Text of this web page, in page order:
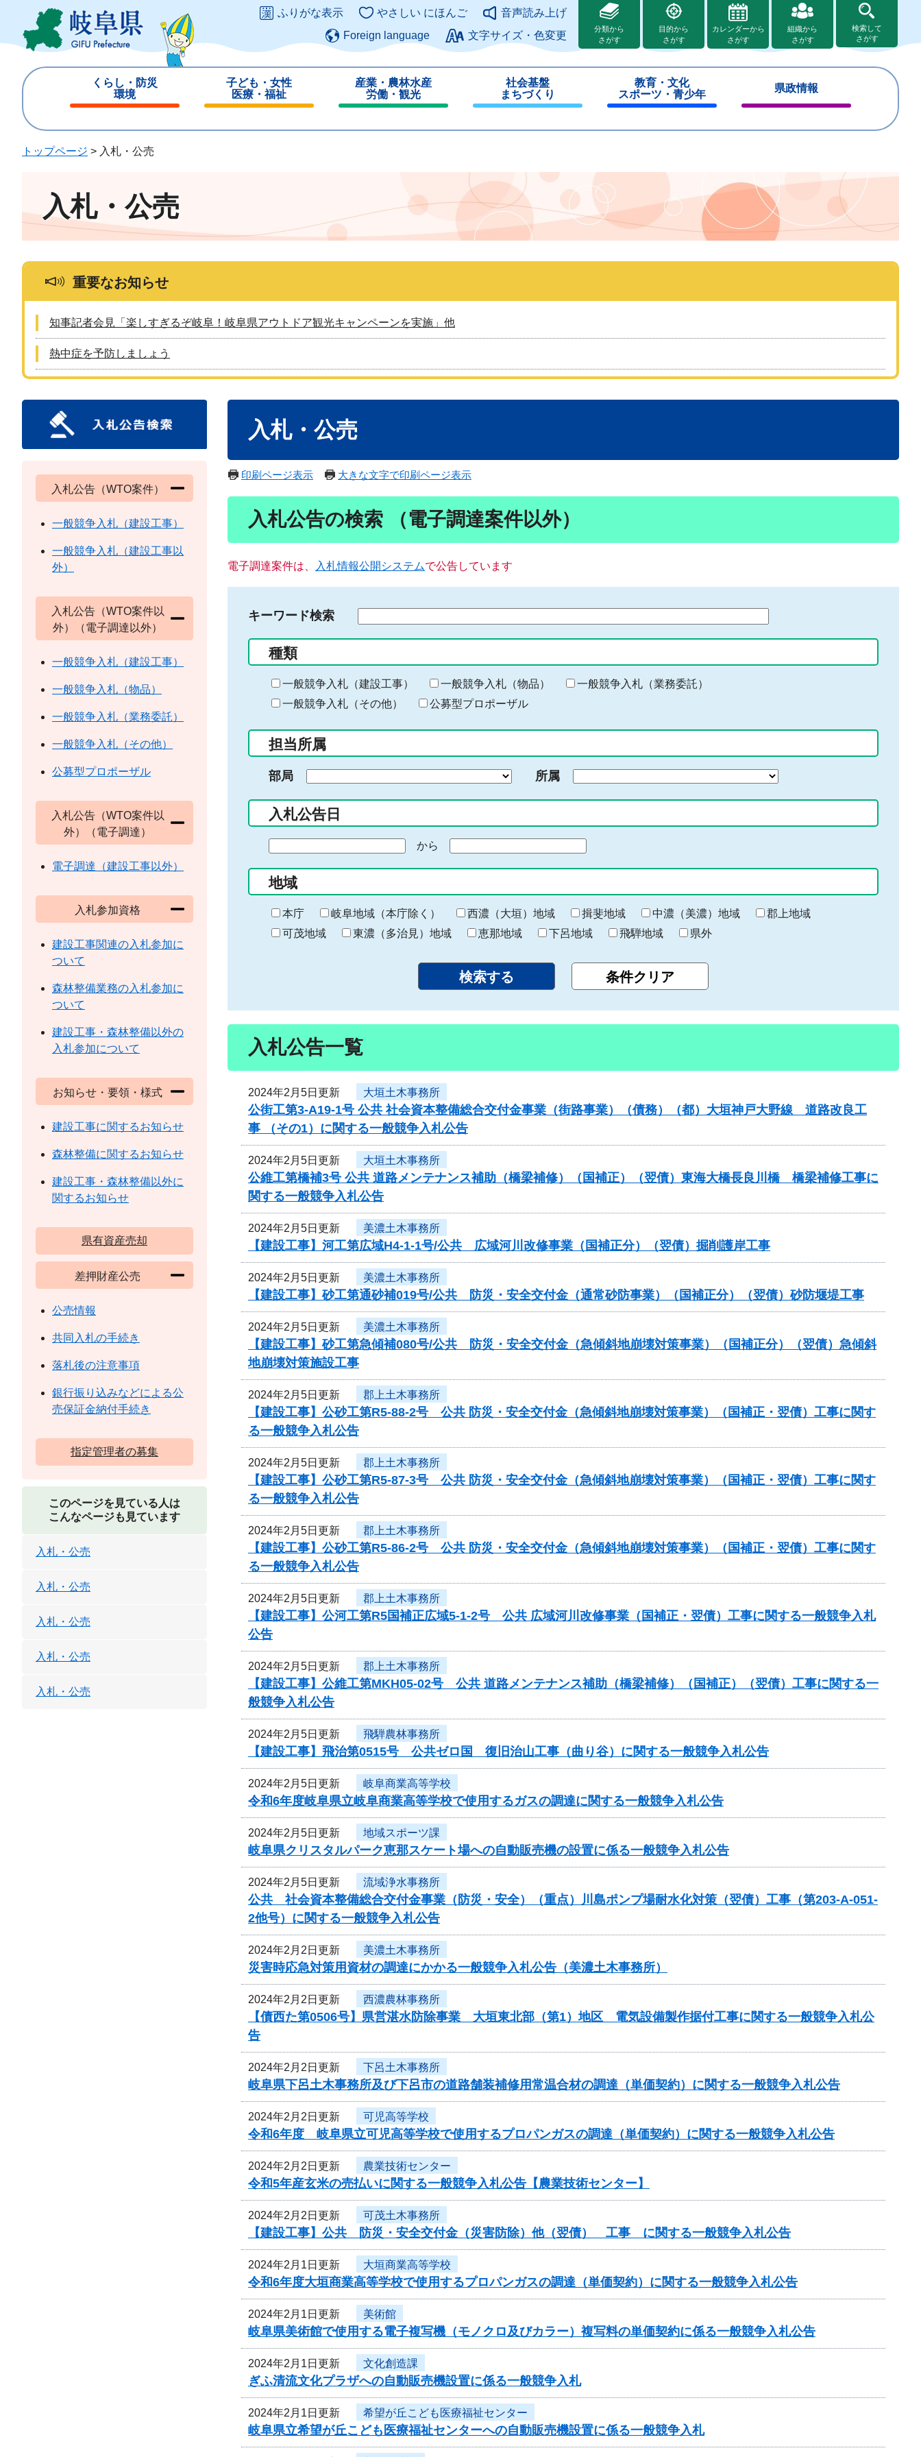
ジ
ュ
このページの本文へ
ふりがな表示 やさしい にほんご
音声読み上げ
Foreign language
文字サイズ・色変更
分類から
さがす
目的から
さがす
カレンダーから
さがす
組織から
さがす
検索して
さがす
くらし・防災
環境
じ
子ども・女性
医療・福祉
じ
産業・農林水産
労働・観光
じ
社会基盤
まちづくり
じ
教育・文化
スポーツ・青少年
じ
県政情報
じ
トップページ > 入札・公売
入札・公売
重要なお知らせ
知事記者会見「楽しすぎるぞ岐阜！岐阜県アウトドア観光キャンペーンを実施」他
熱中症を予防しましょう
入札・公売
印刷ページ表示 大きな文字で印刷ページ表示
入札公告の検索 （電子調達案件以外）
電子調達案件は、 入札情報公開システムで公告しています
キーワード検索
る
キ
ー
ー
入
力
種類
一般競争入札（建設工事） 一般競争入札（物品）
一般競争入札（業務委託）
一般競争入札（その他）
公募型プロポーザル
担当所属
部局 所属
入札公告日
の
始
ま
り
から
終
わ
り
地域
本庁 岐阜地域（本庁除く） 西濃（大垣）地域 揖斐地域 中濃（美濃）地域
郡上地域
可茂地域
東濃（多治見）地域 恵那地域 下呂地域 飛騨地域 県外
入札公告一覧
2024年2月5日更新 大垣土木事務所
公街工第3-A19-1号 公共 社会資本整備総合交付金事業（街路事業）（債務）（都）大垣神戸大野線 道路改良工
事 （その1）に関する一般競争入札公告
2024年2月5日更新 大垣土木事務所
公維工第橋補3号 公共 道路メンテナンス補助（橋梁補修）（国補正）（翌債）東海大橋長良川橋 橋梁補修工事に
関する一般競争入札公告
2024年2月5日更新 美濃土木事務所
【建設工事】河工第広域H4-1-1号/公共 広域河川改修事業（国補正分）（翌債）掘削護岸工事
2024年2月5日更新 美濃土木事務所
【建設工事】砂工第通砂補019号/公共 防災・安全交付金（通常砂防事業）（国補正分）（翌債）砂防堰堤工事
2024年2月5日更新 美濃土木事務所
【建設工事】砂工第急傾補080号/公共 防災・安全交付金（急傾斜地崩壊対策事業）（国補正分）（翌債）急傾斜
地崩壊対策施設工事
2024年2月5日更新 郡上土木事務所
【建設工事】公砂工第R5-88-2号 公共 防災・安全交付金（急傾斜地崩壊対策事業）（国補正・翌債）工事に関す
る一般競争入札公告
2024年2月5日更新 郡上土木事務所
【建設工事】公砂工第R5-87-3号 公共 防災・安全交付金（急傾斜地崩壊対策事業）（国補正・翌債）工事に関す
る一般競争入札公告
2024年2月5日更新 郡上土木事務所
【建設工事】公砂工第R5-86-2号 公共 防災・安全交付金（急傾斜地崩壊対策事業）（国補正・翌債）工事に関す
る一般競争入札公告
2024年2月5日更新 郡上土木事務所
【建設工事】公河工第R5国補正広域5-1-2号 公共 広域河川改修事業（国補正・翌債）工事に関する一般競争入札
公告
2024年2月5日更新 郡上土木事務所
【建設工事】公維工第MKH05-02号 公共 道路メンテナンス補助（橋梁補修）（国補正）（翌債）工事に関する一
般競争入札公告
2024年2月5日更新 飛騨農林事務所
【建設工事】飛治第0515号 公共ゼロ国 復旧治山工事（曲り谷）に関する一般競争入札公告
2024年2月5日更新 岐阜商業高等学校
令和6年度岐阜県立岐阜商業高等学校で使用するガスの調達に関する一般競争入札公告
2024年2月5日更新 地域スポーツ課
岐阜県クリスタルパーク恵那スケート場への自動販売機の設置に係る一般競争入札公告
2024年2月5日更新 流域浄水事務所
公共 社会資本整備総合交付金事業（防災・安全）（重点）川島ポンプ場耐水化対策（翌債）工事（第203-A-051-
2他号）に関する一般競争入札公告
2024年2月2日更新 美濃土木事務所
災害時応急対策用資材の調達にかかる一般競争入札公告（美濃土木事務所）
2024年2月2日更新 西濃農林事務所
【債西た第0506号】県営湛水防除事業 大垣東北部（第1）地区 電気設備製作据付工事に関する一般競争入札公
告
2024年2月2日更新 下呂土木事務所
岐阜県下呂土木事務所及び下呂市の道路舗装補修用常温合材の調達（単価契約）に関する一般競争入札公告
2024年2月2日更新 可児高等学校
令和6年度 岐阜県立可児高等学校で使用するプロパンガスの調達（単価契約）に関する一般競争入札公告
2024年2月2日更新 農業技術センター
令和5年産玄米の売払いに関する一般競争入札公告【農業技術センター】
2024年2月2日更新 可茂土木事務所
【建設工事】公共 防災・安全交付金（災害防除）他（翌債） 工事 に関する一般競争入札公告
2024年2月1日更新 大垣商業高等学校
令和6年度大垣商業高等学校で使用するプロパンガスの調達（単価契約）に関する一般競争入札公告
2024年2月1日更新 美術館
岐阜県美術館で使用する電子複写機（モノクロ及びカラー）複写料の単価契約に係る一般競争入札公告
2024年2月1日更新 文化創造課
ぎふ清流文化プラザへの自動販売機設置に係る一般競争入札
2024年2月1日更新 希望が丘こども医療福祉センター
岐阜県立希望が丘こども医療福祉センターへの自動販売機設置に係る一般競争入札
入札公告（WTO案件）
一般競争入札（建設工事）
一般競争入札（建設工事以
外）
入札公告（WTO案件以
外）（電子調達以外）
一般競争入札（建設工事）
一般競争入札（物品）
一般競争入札（業務委託）
一般競争入札（その他）
公募型プロポーザル
入札公告（WTO案件以
外）（電子調達）
電子調達（建設工事以外）
入札参加資格
建設工事関連の入札参加に
ついて
森林整備業務の入札参加に
ついて
建設工事・森林整備以外の
入札参加について
お知らせ・要領・様式
建設工事に関するお知らせ
森林整備に関するお知らせ
建設工事・森林整備以外に
関するお知らせ
県有資産売却
差押財産公売
公売情報
共同入札の手続き
落札後の注意事項
銀行振り込みなどによる公
売保証金納付手続き
指定管理者の募集
このページを見ている人は
こんなページも見ています
入札・公売
入札・公売
入札・公売
入札・公売
入札・公売